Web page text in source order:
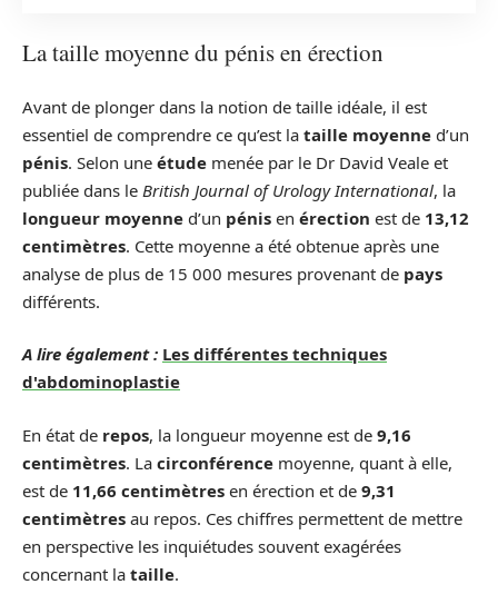
La taille moyenne du pénis en érection
Avant de plonger dans la notion de taille idéale, il est
essentiel de comprendre ce qu’est la taille moyenne d’un
pénis. Selon une étude menée par le Dr David Veale et
publiée dans le British Journal of Urology International, la
longueur moyenne d’un pénis en érection est de 13,12
centimètres. Cette moyenne a été obtenue après une
analyse de plus de 15 000 mesures provenant de pays
différents.
A lire également : Les différentes techniques
d'abdominoplastie
En état de repos, la longueur moyenne est de 9,16
centimètres. La circonférence moyenne, quant à elle,
est de 11,66 centimètres en érection et de 9,31
centimètres au repos. Ces chiffres permettent de mettre
en perspective les inquiétudes souvent exagérées
concernant la taille.